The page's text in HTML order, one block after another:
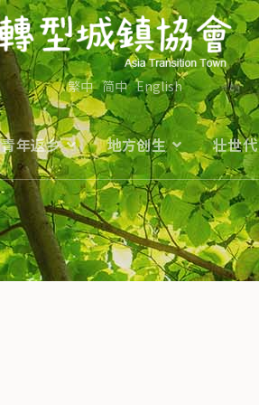
繁中 简中 English
青年返乡 地方创生 壮世代